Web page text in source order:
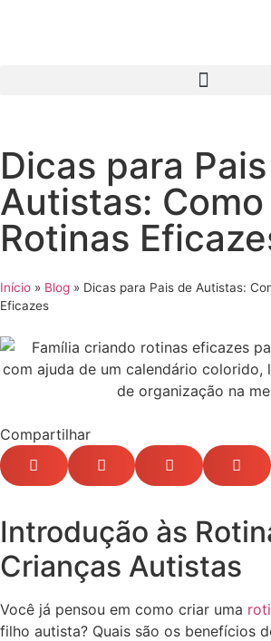
Dicas para
Autistas:
Rotinas
Início » Blog » Dicas para Pais de Autistas:
Eficazes
Compartilhar
Introdução às
Crianças Autistas
Você já pensou em como criar uma
filho autista? Quais são os benefícios